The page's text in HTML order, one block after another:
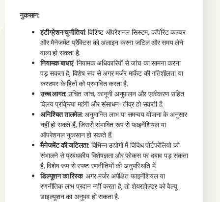
नुकसान:
इंटीग्रेशन चुनौतियां: विशिष्ट ऑपरेशनल सिस्टम, कॉर्पोरेट कल्चर
और मैनेजमेंट प्रैक्टिस को अलाइन करना जटिल और समय लेने
वाला हो सकता है.
नियामक बाधाएं: नियामक अधिकारियों से जांच का सामना करना
पड़ सकता है, विशेष रूप से अगर मर्जर मार्केट की गतिशीलता या
कस्टमर के हितों को प्रभावित करता है.
उच्च लागत: उचित जांच, कानूनी अनुपालन और एकीकरण सहित
विलय प्रक्रिया महंगी और संसाधन-तीव्र हो सकती है.
अनिश्चित तालमेल: अनुमानित लाभ या समन्वय योजना के अनुसार
नहीं हो सकते हैं, जिससे संभावित रूप से फाइनेंशियल या
ऑपरेशनल नुकसान हो सकते हैं.
मैनेजमेंट की जटिलता: विभिन्न उद्योगों में विविध पोर्टफोलियो को
संभालने से प्रबंधकीय विशेषज्ञता और फोकस पर दबाव पड़ सकता
है, विशेष रूप से स्पष्ट रणनीतियों की अनुपस्थिति में.
डिल्यूशन का रिस्क: अगर मर्जर अपेक्षित फाइनेंशियल या
रणनीतिक लाभ प्रदान नहीं करता है, तो शेयरहोल्डर को वैल्यू
डाइल्यूशन का अनुभव हो सकता है.